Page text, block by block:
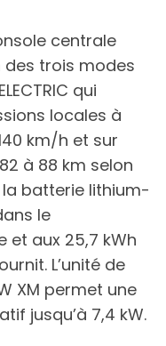
centrale
des trois modes
qui
locales à
km/h et sur
à 88 km selon
la batterie lithium-
le
et aux 25,7 kWh
L’unité de
XM permet une
jusqu’à 7,4 kW.